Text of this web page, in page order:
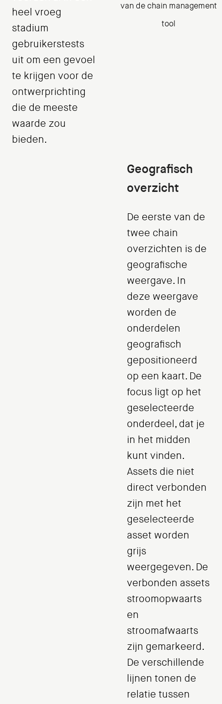
heel vroeg
stadium
gebruikerstests
uit om een gevoel
te krijgen voor de
ontwerprichting
die de meeste
waarde zou
bieden.
van de chain management
tool
Geografisch
overzicht
De eerste van de
twee chain
overzichten is de
geografische
weergave. In
deze weergave
worden de
onderdelen
geografisch
gepositioneerd
op een kaart. De
focus ligt op het
geselecteerde
onderdeel, dat je
in het midden
kunt vinden.
Assets die niet
direct verbonden
zijn met het
geselecteerde
asset worden
grijs
weergegeven. De
verbonden assets
stroomopwaarts
en
stroomafwaarts
zijn gemarkeerd.
De verschillende
lijnen tonen de
relatie tussen